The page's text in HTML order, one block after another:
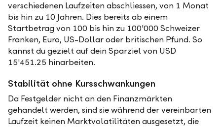
verschiedenen Laufzeiten abschliessen, von 1 Monat
bis hin zu 10 Jahren. Dies bereits ab einem
Startbetrag von 100 bis hin zu 100'000 Schweizer
Franken, Euro, US-Dollar oder britischen Pfund. So
kannst du gezielt auf dein Sparziel von USD
15'451.25 hinarbeiten.
Stabilität ohne Kursschwankungen
Da Festgelder nicht an den Finanzmärkten
gehandelt werden, sind sie während der vereinbarten
Laufzeit keinen Marktvolatilitäten ausgesetzt, die